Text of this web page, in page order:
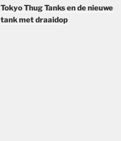
navigatie
bericht
Tokyo Thug Tanks en de nieuwe
tank met draaidop